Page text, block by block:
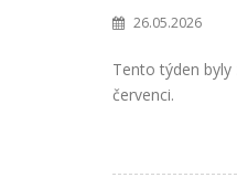
26.05.2026
Tento týden byly
červenci.